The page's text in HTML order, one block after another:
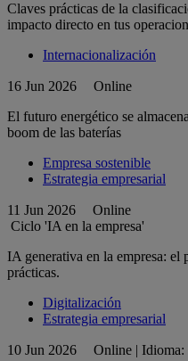
Claves prácticas de la
impacto directo en tus
Internacionalización
16 Jun 2026
Online
El futuro energético se
boom de las baterías
Empresa sostenible
Estrategia empresarial
11 Jun 2026
Online
Ciclo 'IA en la empresa'
IA generativa en la empresa: el
prácticas.
Digitalización
Estrategia empresarial
10 Jun 2026
Online | Idioma: